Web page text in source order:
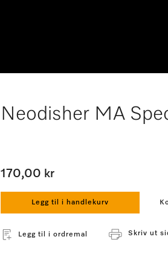
Neodisher MA
170,00 kr
Legg til i handlekurv
Legg til i ordremal Skriv ut